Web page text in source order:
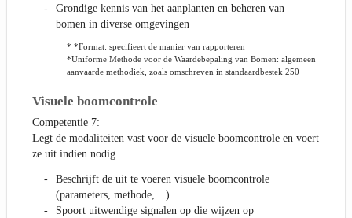
Grondige kennis van het aanplanten en beheren van
bomen in diverse omgevingen
* *Format: specifieert de manier van rapporteren
*Uniforme Methode voor de Waardebepaling van Bomen: algemeen
aanvaarde methodiek, zoals omschreven in standaardbestek 250
Visuele boomcontrole
Competentie 7:
Legt de modaliteiten vast voor de visuele boomcontrole en voert
ze uit indien nodig
Beschrijft de uit te voeren visuele boomcontrole
(parameters, methode,…)
Spoort uitwendige signalen op die wijzen op